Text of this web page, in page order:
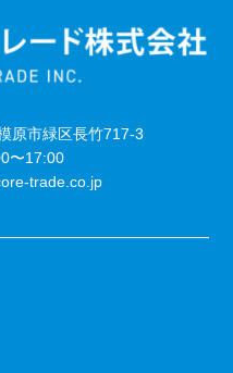
原市緑区長竹717-3
〜17:00
trade.co.jp